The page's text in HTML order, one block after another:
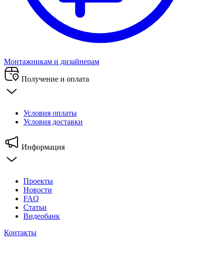
Монтажникам и дизайнерам
Получение и оплата
Условия оплаты
Условия доставки
Информация
Проекты
Новости
FAQ
Статьи
Видеобанк
Контакты